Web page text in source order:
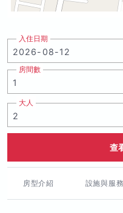
入住日期
房間數
大人
查
房型介紹 設施與服務